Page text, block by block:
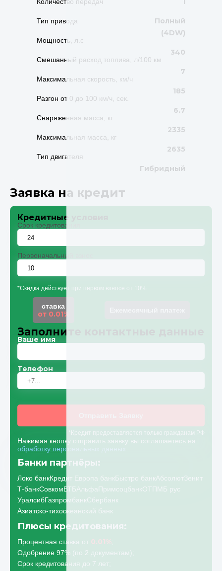
Тип привода
Мощность, л.с
Смешанный расход топлива, л/100 км
Максимальная скорость, км/ч
Разгон от 0 до 100 км/ч, сек.
Снаряженная масса, кг
Максимальная масса, кг
Тип двигателя
Полный
(4DW)
340
7
185
6.7
2335
2635
Гибридный
Заявка на кредит
Кредитные условия
Срок кредитования
Первоначальный взнос
*Скидка действует при первом взносе от 10%
ставка
от 0.01%
Заполните контактные данные
Ваше имя
Телефон
*Кредит предоставляется только гражданам РФ
Нажимая кнопку отправить заявку вы соглашаетесь на
обработку персональных данных
Банки партнёры:
Локо банкКредит Европа банкБыстро банкАбсолютЗенит
Т-банкСовкомВТБАльфаПримсоцбанкОТПМБ рус
УралсибГазпромбанкСбербанк
Азиатско-тихоокеанский банк
Плюсы кредитования:
Процентная ставка от 0.01%
Одобрение 97% (по 2 документам);
Срок кредитования до 7 лет;